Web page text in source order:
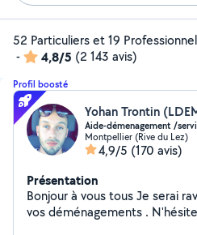
52 Particuliers et 19
-
4,8/5 (2 143 avis)
Profil boosté
Yohan Trontin
Aide-démenagement /
Montpellier (Rive du Lez)
4,9/5 (170 avis)
Présentation
Bonjour à vous tous Je serai ravi de vous aider lors de
vos déménagements .